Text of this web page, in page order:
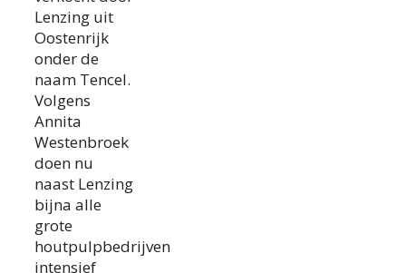
Lenzing uit
Oostenrijk
onder de
naam Tencel.
Volgens
Annita
Westenbroek
doen nu
naast Lenzing
bijna alle
grote
houtpulpbedrijven
intensief